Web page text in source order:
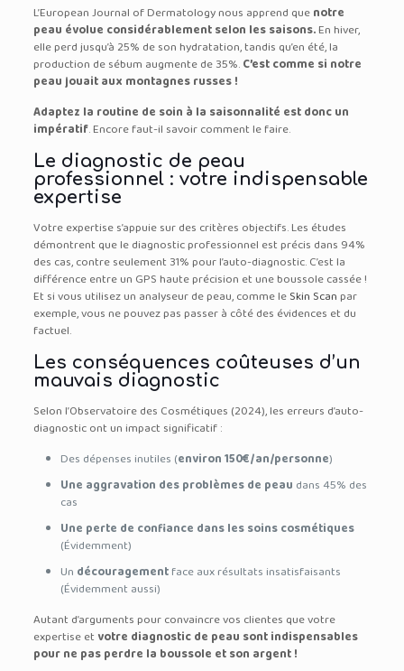
L’European Journal of Dermatology nous apprend quenotre
peau évolue considérablement selon les saisons.En hiver,
elle perd jusqu’à 25% de son hydratation, tandis qu’en été, la
production de sébum augmente de 35%.C’est comme si notre
peau jouait aux montagnes russes !
Adaptez la routine de soin à la saisonnalité est donc un
impératif. Encore faut-il savoir comment le faire.
Le diagnostic de peau
professionnel : votre indispensable
expertise
Votre expertise s’appuie sur des critères objectifs. Les études
démontrent que le diagnostic professionnel est précis dans 94%
des cas, contre seulement 31% pour l’auto-diagnostic. C’est la
différence entre un GPS haute précision et une boussole cassée !
Et si vous utilisez un analyseur de peau, comme leSkin Scanpar
exemple, vous ne pouvez pas passer à côté des évidences et du
factuel.
Les conséquences coûteuses d’un
mauvais diagnostic
Selon l’Observatoire des Cosmétiques (2024), les erreurs d’auto-
diagnostic ont un impact significatif :
Des dépenses inutiles (environ 150€/an/personne)
Une aggravation des problèmes de peau dans 45% des
cas
Une perte de confiance dans les soins cosmétiques
(Évidemment)
Un découragementface aux résultats insatisfaisants
(Évidemment aussi)
Autant d’arguments pour convaincre vos clientes que votre
expertise et votre diagnostic de peau sont indispensables
pour ne pas perdre la boussole et son argent !